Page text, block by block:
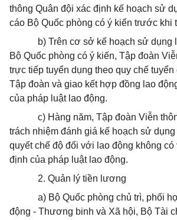
thông Quân đội xác định kế hoạch sử
cáo Bộ Quốc phòng có ý kiến trước khi
b) Trên cơ sở kế hoạch sử dụng
Bộ Quốc phòng có ý kiến, Tập đoàn
trực tiếp tuyển dụng theo quy chế
Tập đoàn và giao kết hợp đồng lao
của pháp luật lao động.
c) Hàng năm, Tập đoàn Viễn
trách nhiệm đánh giá kế hoạch sử
quyết chế độ đối với lao động không có
định của pháp luật lao động.
2. Quản lý tiền lương
a) Bộ Quốc phòng chủ trì, phối
động - Thương binh và Xã hội, Bộ Tài